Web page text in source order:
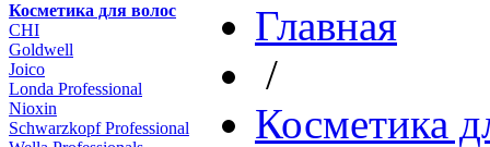
Косметика для волос
CHI
Goldwell
Joico
Londa Professional
Nioxin
Schwarzkopf Professional
Главная
/
Косметика